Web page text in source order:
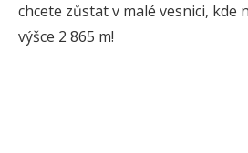
chcete zůstat v malé vesnici, kde
výšce 2 865 m!